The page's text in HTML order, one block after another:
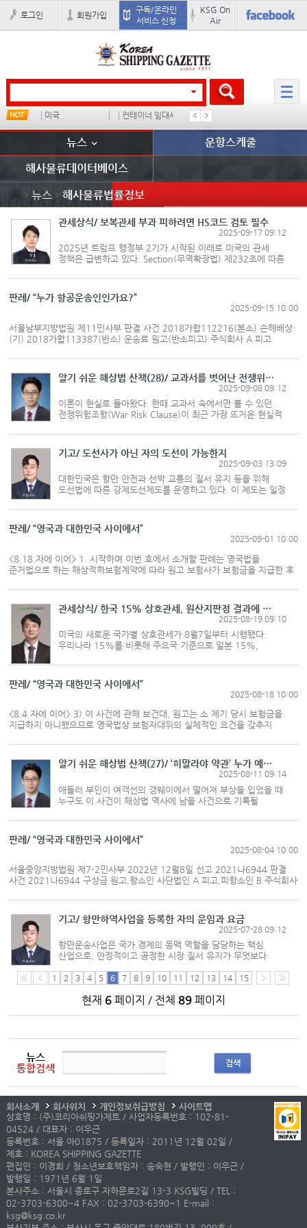
로그인 회원가입
구독/온라인
서비스 신청
KSG On
Air
미국 컨테이너 임대사 더블
뉴스 운항스케줄
해사물류데이터베이스
뉴스 해사물류법률정보
관세상식/ 보복관세 부과 피하려면 HS코드 검토 필수
2025-09-17 09:12
2025년 트럼프 행정부 2기가 시작된 이래로 미국의 관세
정책은 급변하고 있다. Section(무역확장법) 제232조에 따른
IEEPA(국제비상경제권한법)에 따른 상호관세 등 다양한 관세
정책이 발효되고 또 이들 정책...
판례/ “누가 항공운송인인가요?”
2025-09-15 10:00
서울남부지방법원 제11민사부 판결 사건 2018가합112216(본소) 손해배상
(기) 2018가합113387(반소) 운송료 원고(반소피고) 주식회사 A 피고
9월18일 주문 1. 원고(반소피고)는 피고(반소원고)에게 2,962,158원 및
이에 대해 2016년 11월1일부터 2020년 9월18일까지는 연 6%의, 그 ...
알기 쉬운 해상법 산책(28)/ 교과서를 벗어난 전쟁위험조항
2025-09-08 09:12
이론이 현실로 돌아왔다. 한때 교과서 속에서만 볼 수 있던
전쟁위험조항(War Risk Clause)이 최근 가장 뜨거운 현실적
홍해 공격과 2025년 6월 이스라엘-이란 간 전면적 무력
충돌로 인한 호르무즈 해협 위...
기고/ 도선사가 아닌 자의 도선이 가능한지
2025-09-03 13:09
대한민국은 항만 안전과 선박 교통의 질서 유지 등을 위해
도선법에 따른 강제도선제도를 운영하고 있다. 이 제도는 일정
승무해야 한다는 원칙이다. 도선사는 높은 자격요건과 전문성,
경력을 요구받...
판례/ “영국과 대한민국 사이에서”
2025-09-01 10:00
<8.18.자에 이어> 1. 시작하며 이번 호에서 소개할 판례는 영국법을
준거법으로 하는 해상적하보험계약에 따라 원고 보험사가 보험금을 지급한 후
행사인지 여부 등에 관해 판단한 사례이다. 2. 사실관계의 요약 가. 피고
운송회사는 대한민국 방위사업청과 사이에...
관세상식/ 한국 15% 상호관세, 원산지판정 결과에 달라질 수 있어
2025-08-19 09:10
미국의 새로운 국가별 상호관세가 8월7일부터 시행됐다.
우리나라 15%를 비롯해 주요국 기준으로 일본 15%,
이번에 대상이 된 국가는 기존 최혜국대우(MFN) 관세에
상호관세가 플러스되는 데 반해 EU의 경...
판례/ “영국과 대한민국 사이에서”
2025-08-18 10:00
<8.4.자에 이어> 3) 이 사건에 관해 보건대, 원고는 소 제기 당시 보험금을
지급하지 아니했으므로 영국법상 보험자대위의 실체적인 요건을 갖추지
규정에 따른 피보험자의 소권을 양도받았다고 인정할 자료도 제출하지 못했다.
원고는 갑 제9호증(대위증서)의...
알기 쉬운 해상법 산책(27)/ ‘히말라야 약관’ 누가 예상할 수 있었을까
2025-08-11 09:14
애들러 부인이 여객선의 갱웨이에서 떨어져 부상을 입었을 때
누구도 이 사건이 해상법 역사에 남을 사건으로 기록될
때문에 선박회사로부터 손해 배상을 받을 수 없게 된 그녀는
선장과 갑판장을...
판례/ “영국과 대한민국 사이에서”
2025-08-04 10:00
서울중앙지방법원 제7-2민사부 2022년 12월8일 선고 2021나6944 판결
사건 2021나6944 구상금 원고,항소인 사단법인 A 피고,피항소인 B 주식회사
변론종결 2022년 10월20일 판결선고 2022년 12월8일 주문 1.
제1심판결을 취소한다. 2. 이 사건 소를 각하한다. 3. 소송총...
기고/ 항만하역사업을 등록한 자의 운임과 요금
2025-07-28 09:12
항만운송사업은 국가 경제의 동맥 역할을 담당하는 핵심
산업으로, 안정적이고 공정한 시장 질서 유지가 무엇보다
중 항만하역사업을 등록한 자에게 요금과 운임을 정하고
1 2 3 4 5 6 7 8 9 10 11 12 13 14 15
현재 6페이지 / 전체 89페이지
뉴스
통합검색
검색
회사소개 회사위치 개인정보취급방침
사이트맵
상호명 : (주)코리아쉬핑가제트 / 사업자등록번호 : 102-81-
04524 / 대표자 : 이우근
등록번호 : 서울 아01875 / 등록일자 : 2011년 12월 02일 /
제호 : KOREA SHIPPING GAZETTE
편집인 : 이경희 / 청소년보호책임자 : 송숙현 / 발행인 : 이우근 /
발행일 : 1971년 6월 1일
본사주소 : 서울시 종로구 자하문로2길 13-3 KSG빌딩 / TEL :
02-3703-6300~4 FAX : 02-3703-6390~1 E-mail :
ksg@ksg.co.kr